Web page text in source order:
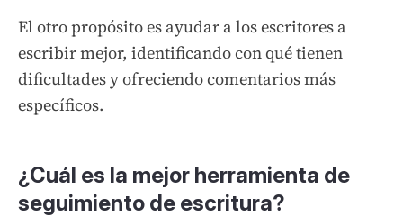
El otro propósito es ayudar a los escritores a
escribir mejor, identificando con qué tienen
dificultades y ofreciendo comentarios más
específicos.
¿Cuál es la mejor herramienta de
seguimiento de escritura?